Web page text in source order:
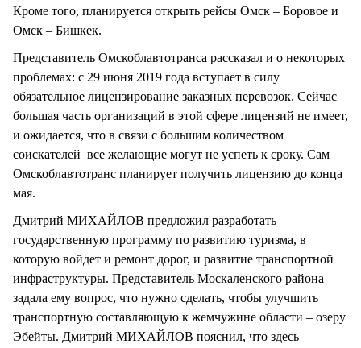
Кроме того, планируется открыть рейсы Омск – Боровое и
Омск – Бишкек.
Представитель Омскоблавтотранса рассказал и о некоторых
проблемах: с 29 июня 2019 года вступает в силу
обязательное лицензирование заказных перевозок. Сейчас
большая часть организаций в этой сфере лицензий не имеет,
и ожидается, что в связи с большим количеством
соискателей все желающие могут не успеть к сроку. Сам
Омскоблавтотранс планирует получить лицензию до конца
мая.
Дмитрий МИХАЙЛОВ предложил разработать
государственную программу по развитию туризма, в
которую войдет и ремонт дорог, и развитие транспортной
инфраструктуры. Представитель Москаленского района
задала ему вопрос, что нужно сделать, чтобы улучшить
транспортную составляющую к жемчужине области – озеру
Эбейты. Дмитрий МИХАЙЛОВ пояснил, что здесь